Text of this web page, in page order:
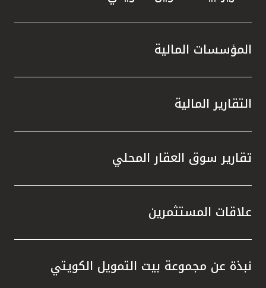
المؤسسات المالية
التقارير المالية
تقارير سوق العقار المحلي
علاقات المستثمرين
نبذة عن مجموعة بيت التمويل الكويتي